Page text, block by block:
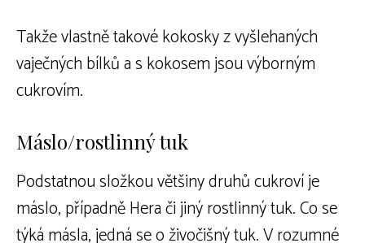
Takže vlastně takové kokosky z vyšlehaných
vaječných bílků a s kokosem jsou výborným
cukrovím.
Máslo/rostlinný tuk
Podstatnou složkou většiny druhů cukroví je
máslo, případně Hera či jiný rostlinný tuk. Co se
týká másla, jedná se o živočišný tuk. V rozumné